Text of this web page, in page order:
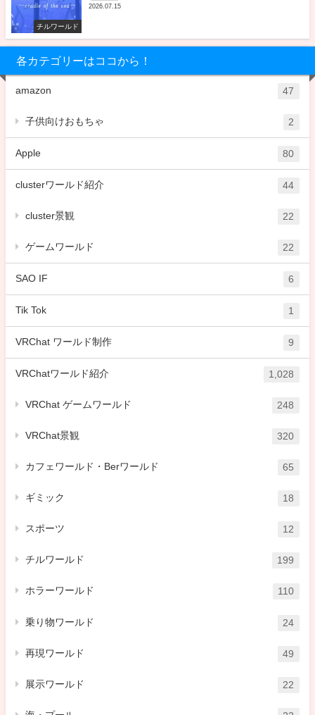
チルワールド
2026.07.15
各カテゴリーはココから！
amazon 47
子供向けおもちゃ 2
Apple 80
clusterワールド紹介 44
cluster景観 22
ゲームワールド 22
SAO IF 6
Tik Tok 1
VRChat ワールド制作 9
VRChatワールド紹介 1,028
VRChat ゲームワールド 248
VRChat景観 320
カフェワールド・Berワールド 65
ギミック 18
スポーツ 12
チルワールド 199
ホラーワールド 110
乗り物ワールド 24
再現ワールド 49
展示ワールド 22